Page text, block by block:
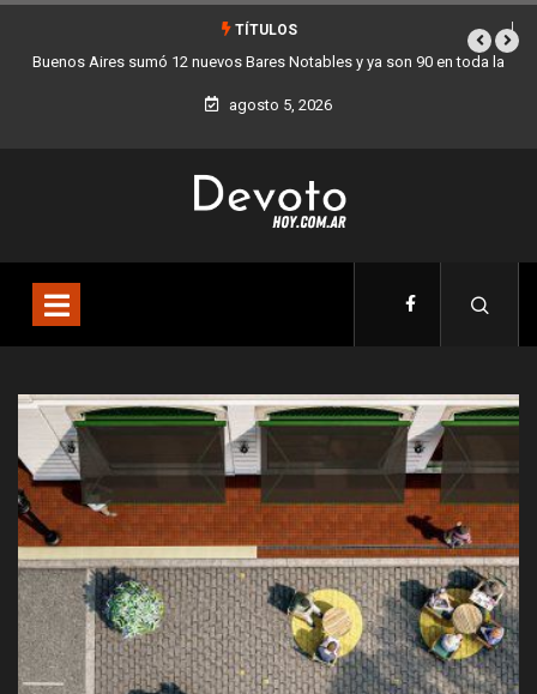
TÍTULOS
en toda la Los stands móviles de la Ciudad llegan esta semana a Villa
agosto 5, 2026